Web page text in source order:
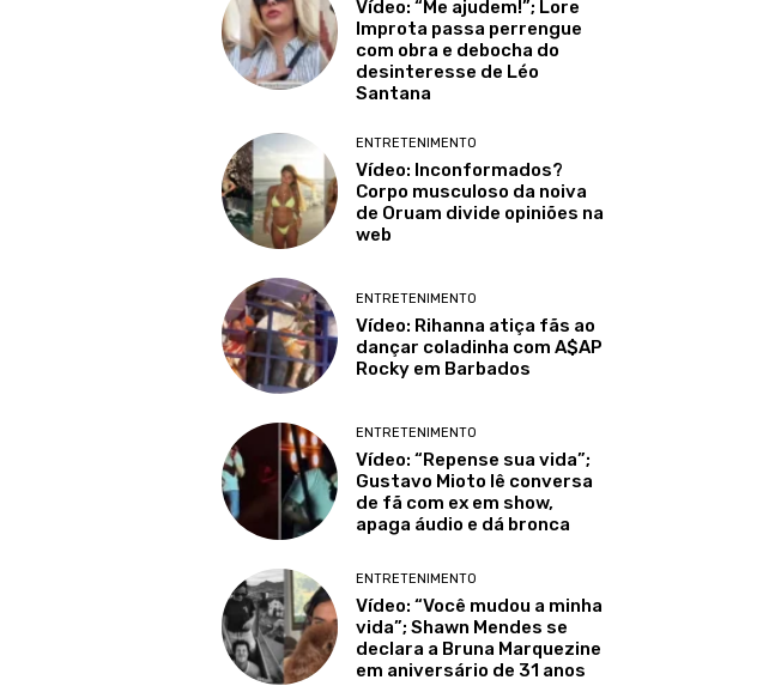
Vídeo: “Me ajudem!”; Lore
Improta passa perrengue
com obra e debocha do
desinteresse de Léo
Santana
ENTRETENIMENTO
Vídeo: Inconformados?
Corpo musculoso da noiva
de Oruam divide opiniões na
web
ENTRETENIMENTO
Vídeo: Rihanna atiça fãs ao
dançar coladinha com A$AP
Rocky em Barbados
ENTRETENIMENTO
Vídeo: “Repense sua vida”;
Gustavo Mioto lê conversa
de fã com ex em show,
apaga áudio e dá bronca
ENTRETENIMENTO
Vídeo: “Você mudou a minha
vida”; Shawn Mendes se
declara a Bruna Marquezine
em aniversário de 31 anos